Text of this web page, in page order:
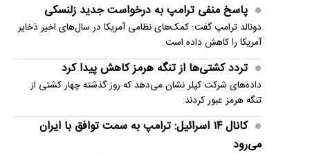
انفجارهای کنترل‌شده در استان بوشهر
تردد کشتی‌ها از تنگه هرمز کاهش پیدا کرد
کانال ۱۴ اسرائیل: ترامپ به سمت توافق با ایران
می‌رود
پاسخ منفی ترامپ به درخواست جدید زلنسکی
دونالد ترامپ گفت: کمک‌های نظامی آمریکا در سال‌های اخیر ذخایر
آمریکا را کاهش داده است.
تردد کشتی‌ها از تنگه هرمز کاهش پیدا کرد
داده‌های شرکت کپلر نشان می‌دهد که روز گذشته چهار کشتی از
تنگه هرمز عبور کردند.
کانال ۱۴ اسرائیل: ترامپ به سمت توافق با ایران
می‌رود